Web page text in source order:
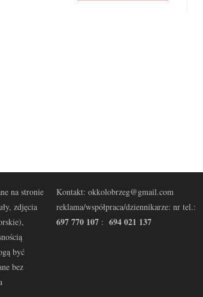
na stronie
zdjęcia
być
bez
Kontakt: okkolobrzeg@gmail.com
reklama/współpraca/dziennikarze: nr tel.:
697 770 107 : 694 021 137